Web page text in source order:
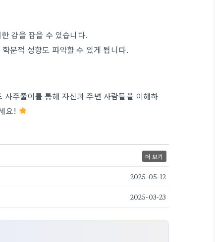
감을 잡을 수 있습니다.
문적 성향도 파악할 수 있게 됩니다.
주풀이를 통해 자신과 주변 사람들을 이해하
요!
더 보기
2025-05-12
2025-03-23